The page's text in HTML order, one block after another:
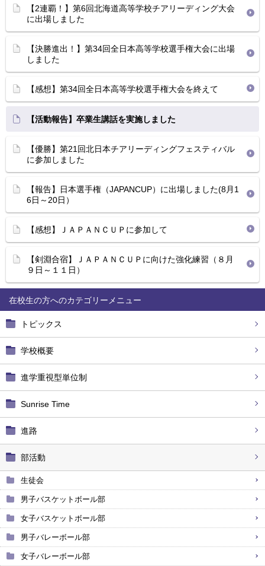
在校生の方へ
トピックス
学校概要
進学重視型単位制
Sunrise Time
進路
部活動
生徒会
男子バスケットボール部
女子バスケットボール部
男子バレーボール部
女子バレーボール部
【2連覇！】第6回北海道高等学校チアリーディング大会
に出場しました
【決勝進出！】第34回全日本高等学校選手権大会に出場
しました
【感想】第34回全日本高等学校選手権大会を終えて
【活動報告】卒業生講話を実施しました
【優勝】第21回北日本チアリーディングフェスティバル
に参加しました
【報告】日本選手権（JAPANCUP）に出場しました(8月1
6日～20日）
【感想】ＪＡＰＡＮＣＵＰに参加して
【剣淵合宿】ＪＡＰＡＮＣＵＰに向けた強化練習（８月
９日～１１日）